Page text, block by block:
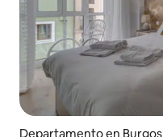
Departamento en Burgos